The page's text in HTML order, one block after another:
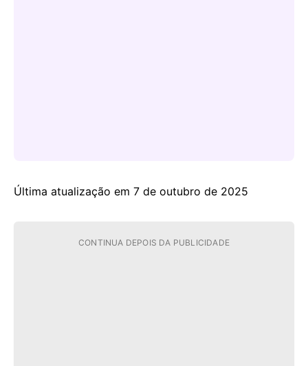
Última atualização em 7 de outubro de 2025
CONTINUA DEPOIS DA PUBLICIDADE